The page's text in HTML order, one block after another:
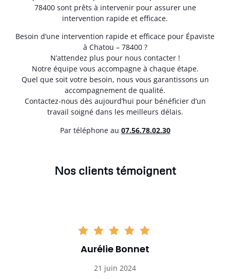
78400 sont prêts à intervenir pour assurer une
intervention rapide et efficace.
Besoin d’une intervention rapide et efficace pour Épaviste
à Chatou – 78400 ?
N’attendez plus pour nous contacter !
Notre équipe vous accompagne à chaque étape.
Quel que soit votre besoin, nous vous garantissons un
accompagnement de qualité.
Contactez-nous dès aujourd’hui pour bénéficier d’un
travail soigné dans les meilleurs délais.
Par téléphone au 07.56.78.02.30
Nos clients témoignent
Aurélie Bonnet
21 juin 2024